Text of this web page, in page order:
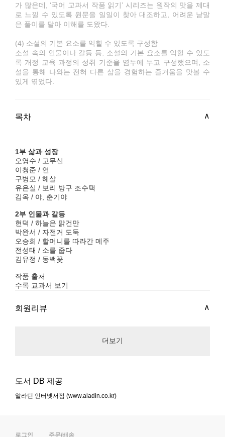
가 많은데, ‘국어 교과서 작품 읽기’ 시리즈는 원작의 맛을 제대
로 느낄 수 있도록 원문을 일일이 찾아 대조하고, 어려운 낱말
은 풀이를 달아 이해를 도왔다.
(4) 소설의 기본 요소를 익힐 수 있도록 구성함
소설 속의 인물이나 갈등 등, 소설의 기본 요소를 익힐 수 있도
록 개정 교육 과정의 성취 기준을 염두에 두고 구성했으며, 소
설을 통해 나와는 전혀 다른 삶을 경험하는 즐거움을 맛볼 수
있게 엮었다.
목차
1부 삶과 성장
오영수 / 고무신
이청준 / 연
구병모 / 헤살
유은실 / 보리 방구 조수택
김옥 / 야, 춘기야
2부 인물과 갈등
현덕 / 하늘은 맑건만
박완서 / 자전거 도둑
오승희 / 할머니를 따라간 메주
전성태 / 소를 줍다
김유정 / 동백꽃
작품 출처
수록 교과서 보기
회원리뷰
더보기
도서 DB 제공
알라딘 인터넷서점 (www.aladin.co.kr)
로그인 주문/배송